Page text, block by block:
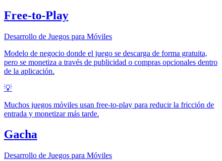
Free-to-Play
Desarrollo de Juegos para Móviles
Modelo de negocio donde el juego se descarga de forma gratuita,
pero se monetiza a través de publicidad o compras opcionales dentro
de la aplicación.
💡
Muchos juegos móviles usan free-to-play para reducir la fricción de
entrada y monetizar más tarde.
Gacha
Desarrollo de Juegos para Móviles